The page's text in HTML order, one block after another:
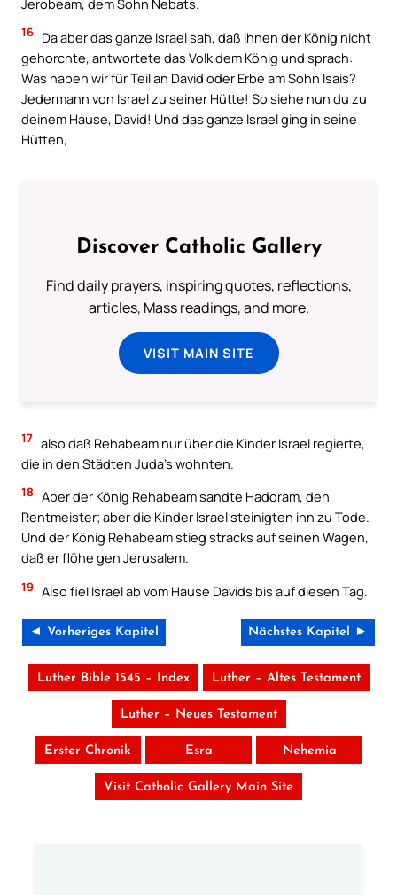
Jerobeam, dem Sohn Nebats.
16 Da aber das ganze Israel sah, daß ihnen der König nicht
gehorchte, antwortete das Volk dem König und sprach:
Was haben wir für Teil an David oder Erbe am Sohn Isais?
Jedermann von Israel zu seiner Hütte! So siehe nun du zu
deinem Hause, David! Und das ganze Israel ging in seine
Hütten,
Discover Catholic Gallery
Find daily prayers, inspiring quotes, reflections,
articles, Mass readings, and more.
VISIT MAIN SITE
17 also daß Rehabeam nur über die Kinder Israel regierte,
die in den Städten Juda’s wohnten.
18 Aber der König Rehabeam sandte Hadoram, den
Rentmeister; aber die Kinder Israel steinigten ihn zu Tode.
Und der König Rehabeam stieg stracks auf seinen Wagen,
daß er flöhe gen Jerusalem.
19 Also fiel Israel ab vom Hause Davids bis auf diesen Tag.
◄ Vorheriges Kapitel Nächstes Kapitel ►
Luther Bible 1545 – Index Luther – Altes Testament
Luther – Neues Testament
Erster Chronik Esra Nehemia
Visit Catholic Gallery Main Site